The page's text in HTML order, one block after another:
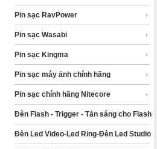
Pin sạc RavPower
Pin sạc Wasabi
Pin sạc Kingma
Pin sạc máy ảnh chính hãng
Pin sạc chính hãng Nitecore
Đèn Flash - Trigger - Tản sáng cho Flash
Đèn Led Video-Led Ring-Đèn Led Studio